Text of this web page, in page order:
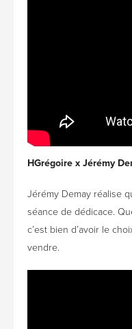
HGrégoire x Jérémy
Jérémy Demay réalise
séance de dédicace.
c’est bien d’avoir le
vendre.